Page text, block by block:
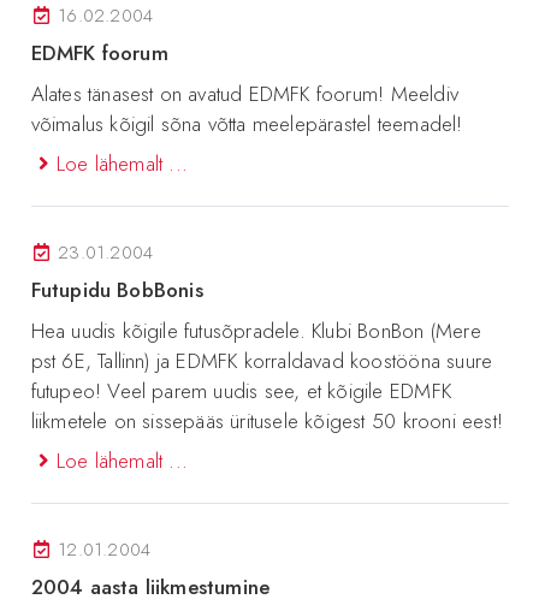
16.02.2004
EDMFK foorum
Alates tänasest on avatud EDMFK foorum! Meeldiv
võimalus kõigil sõna võtta meelepärastel teemadel!
Loe lähemalt ...
23.01.2004
Futupidu BobBonis
Hea uudis kõigile futusõpradele. Klubi BonBon (Mere
pst 6E, Tallinn) ja EDMFK korraldavad koostööna suure
futupeo! Veel parem uudis see, et kõigile EDMFK
liikmetele on sissepääs üritusele kõigest 50 krooni eest!
Loe lähemalt ...
12.01.2004
2004 aasta liikmestumine